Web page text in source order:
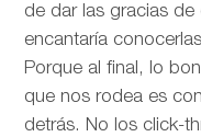
de dar las gracias
encantaría
Porque al final, lo
que nos rodea es
detrás. No los click-